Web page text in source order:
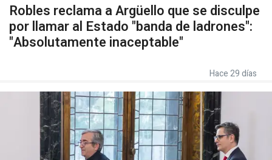
Robles reclama a Argüello que se disculpe
por llamar al Estado "banda de ladrones":
"Absolutamente inaceptable"
Hace 29 días